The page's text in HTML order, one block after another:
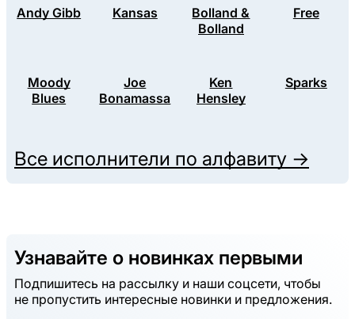
Andy Gibb Kansas
Bolland &
Bolland
Free
Moody
Blues
Joe
Bonamassa
Ken
Hensley
Sparks
Все исполнители по алфавиту →
Узнавайте о новинках первыми
Подпишитесь на рассылку и наши соцсети, чтобы
не пропустить интересные новинки и предложения.